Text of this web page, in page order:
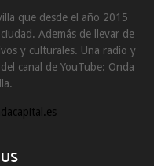
que desde el año 2015
Además de llevar de
y culturales. Una radio y
canal de YouTube: Onda